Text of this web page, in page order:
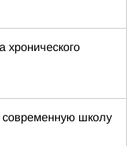
хронического
школу